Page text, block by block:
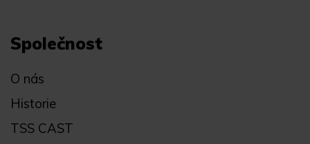
Společnost
O nás
Historie
TSS CAST